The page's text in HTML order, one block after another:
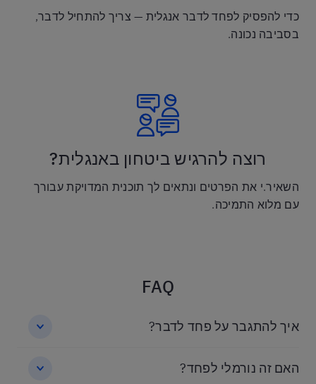
כדי להפסיק לפחד לדבר אנגלית — צריך להתחיל לדבר,
בסביבה נכונה.
רוצה להרגיש ביטחון באנגלית?
השאיר.י את הפרטים ונתאים לך תוכנית המדויקת עבורך
עם מלוא התמיכה.
FAQ
איך להתגבר על פחד לדבר?
האם זה נורמלי לפחד?